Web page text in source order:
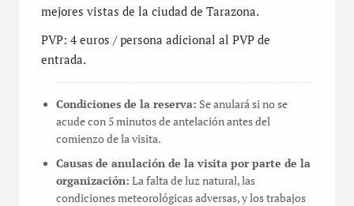
mejores vistas de la ciudad de Tarazona.
PVP: 4 euros / persona adicional al PVP de
entrada.
Condiciones de la reserva: Se anulará si no se
acude con 5 minutos de antelación antes del
comienzo de la visita.
Causas de anulación de la visita por parte de la
organización: La falta de luz natural, las
condiciones meteorológicas adversas, y los trabajos